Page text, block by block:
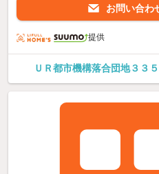
お問い合わ
提供
ＵＲ都市機構落合団地３３